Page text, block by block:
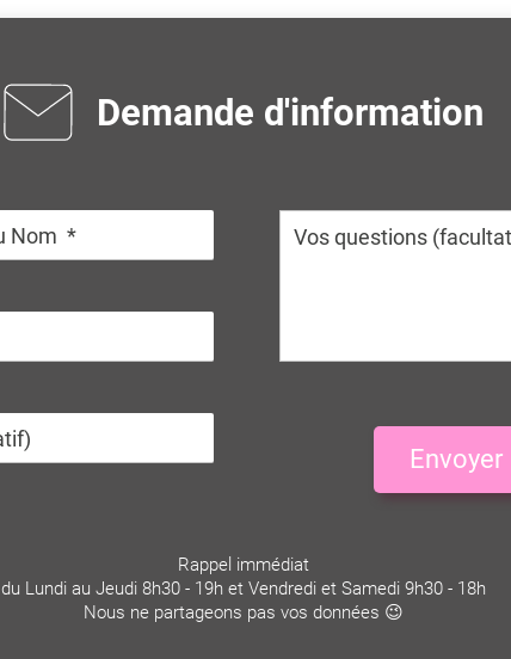
Demande d'information
Envoyer
Rappel immédiat
du Lundi au Jeudi 8h30 - 19h et Vendredi et Samedi 9h30 - 18h
Nous ne partageons pas vos données 😉